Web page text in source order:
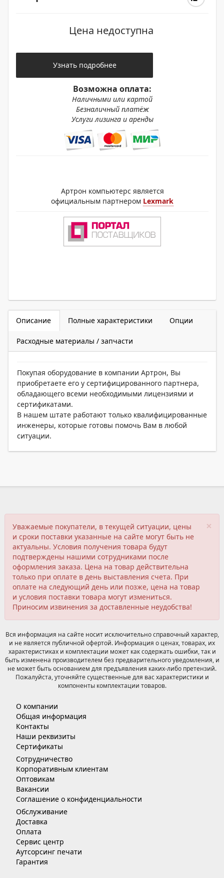
Цена недоступна
Узнать подробнее
Возможна оплата:
Наличными или картой
Безналичный платёж
Услуги лизинга и аренды
Артрон компьютерс является
официальным партнером Lexmark
Описание Полные характеристики Опции
Расходные материалы / запчасти
Покупая оборудование в компании Артрон, Вы
приобретаете его у сертифицированного партнера,
обладающего всеми необходимыми лицензиями и
сертификатами.
В нашем штате работают только квалифицированные
инженеры, которые готовы помочь Вам в любой
ситуации.
×
Уважаемые покупатели, в текущей ситуации, цены
и сроки поставки указанные на сайте могут быть не
актуальны. Условия получения товара будут
подтверждены нашими сотрудниками после
оформления заказа. Цена на товар действительна
только при оплате в день выставления счета. При
оплате на следующий день или позже, цена на товар
и условия поставки товара могут измениться.
Приносим извинения за доставленные неудобства!
Вся информация на сайте носит исключительно справочный характер,
и не является публичной офертой. Информация о ценах, товарах, их
характеристиках и комплектации может как содержать ошибки, так и
быть изменена производителем без предварительного уведомления, и
не может быть основанием для предъявления каких-либо претензий.
Пожалуйста, уточняйте существенные для вас характеристики и
компоненты комплектации товаров.
О компании
Общая информация
Контакты
Наши реквизиты
Сертификаты
Сотрудничество
Корпоративным клиентам
Оптовикам
Вакансии
Соглашение о конфиденциальности
Обслуживание
Доставка
Оплата
Сервис центр
Аутсорсинг печати
Гарантия